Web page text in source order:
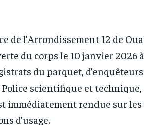
de l’Arrondissement 12 de
du corps le 10 janvier 2026
du parquet,
Police scientifique et
immédiatement rendue sur
d’usage.